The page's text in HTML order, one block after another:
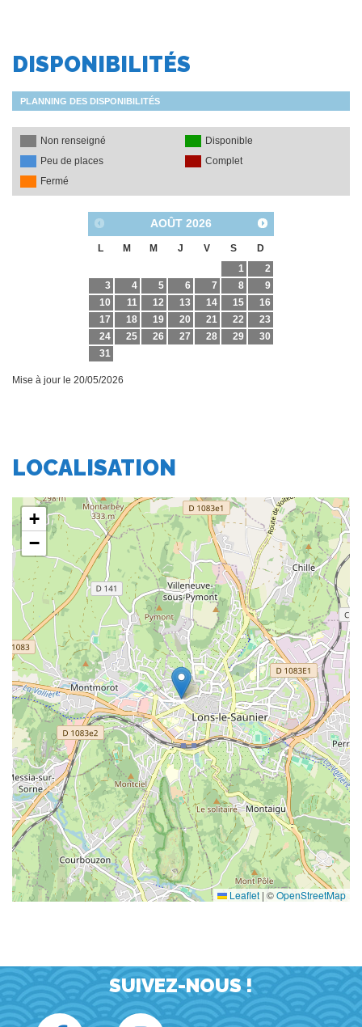
DISPONIBILITÉS
LOCALISATION
+
−
Leaflet | ©OpenStreetMap
SUIVEZ-NOUS !